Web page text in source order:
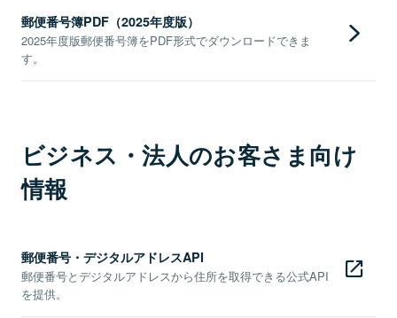
郵便番号簿PDF（2025年度版）
2025年度版郵便番号簿をPDF形式でダウンロードできま
す。
ビジネス・法人のお客さま向け
情報
郵便番号・デジタルアドレスAPI
郵便番号とデジタルアドレスから住所を取得できる公式API
を提供。